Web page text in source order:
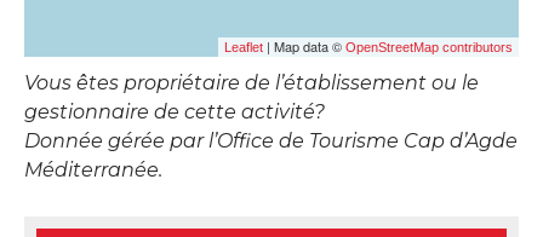
Leaflet | Map data © OpenStreetMap contributors
Vous êtes propriétaire de l’établissement ou le
gestionnaire de cette activité?
Donnée gérée par l’Office de Tourisme Cap d’Agde
Méditerranée.